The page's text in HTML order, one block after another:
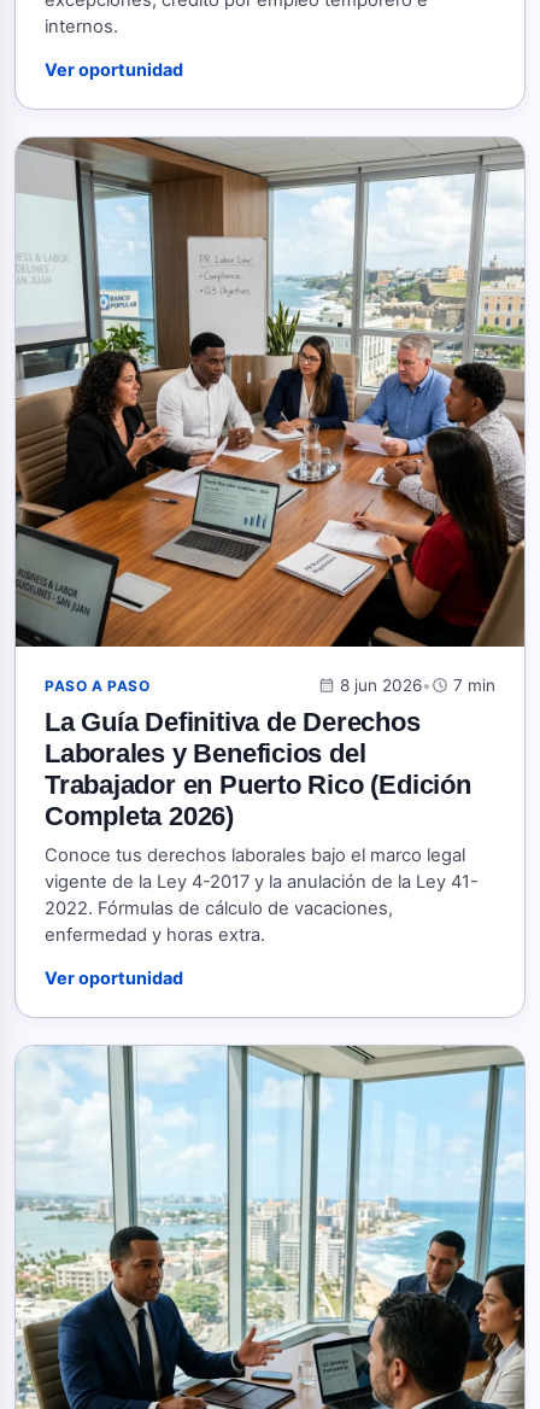
internos.
Ver oportunidad
PASO A PASO calendar_month 8 jun 2026•schedule 7 min
La Guía Definitiva de Derechos
Laborales y Beneficios del
Trabajador en Puerto Rico (Edición
Completa 2026)
Conoce tus derechos laborales bajo el marco legal
vigente de la Ley 4-2017 y la anulación de la Ley 41-
2022. Fórmulas de cálculo de vacaciones,
enfermedad y horas extra.
Ver oportunidad